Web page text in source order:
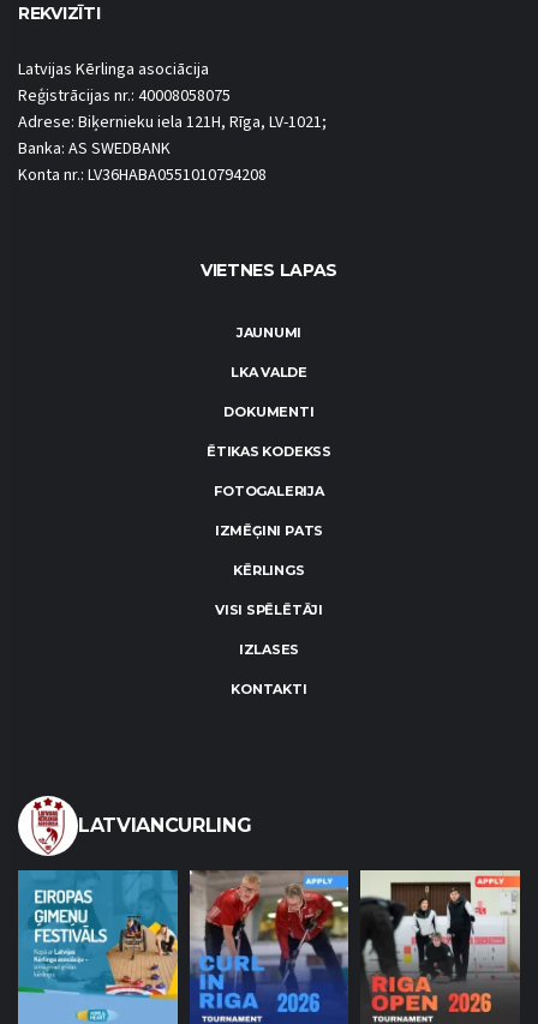
REKVIZĪTI
Latvijas Kērlinga asociācija
Reģistrācijas nr.: 40008058075
Adrese: Biķernieku iela 121H, Rīga, LV-1021;
Banka: AS SWEDBANK
Konta nr.: LV36HABA0551010794208
VIETNES LAPAS
JAUNUMI
LKA VALDE
DOKUMENTI
ĒTIKAS KODEKSS
FOTOGALERIJA
IZMĒĢINI PATS
KĒRLINGS
VISI SPĒLĒTĀJI
IZLASES
KONTAKTI
LATVIANCURLING